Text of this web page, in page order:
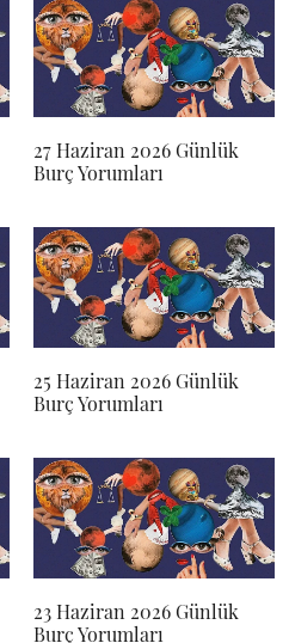
27 Haziran 2026 Günlük
Burç Yorumları
25 Haziran 2026 Günlük
Burç Yorumları
23 Haziran 2026 Günlük
Burç Yorumları